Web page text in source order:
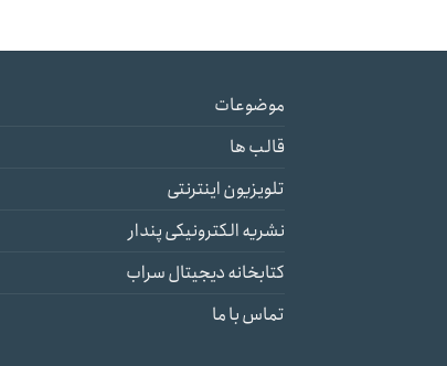
موضوعات
قالب ها
تلویزیون اینترنتی
نشریه الکترونیکی پندار
کتابخانه دیجیتال سراب
تماس با ما